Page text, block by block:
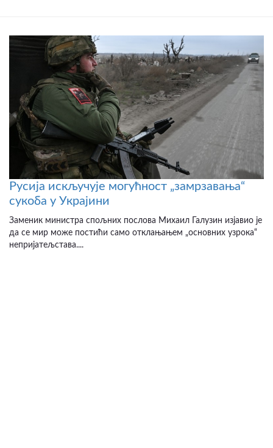
Русија искључује могућност „замрзавања“
сукоба у Украјини
Заменик министра спољних послова Михаил Галузин изјавио је
да се мир може постићи само отклањањем „основних узрока“
непријатељстава....